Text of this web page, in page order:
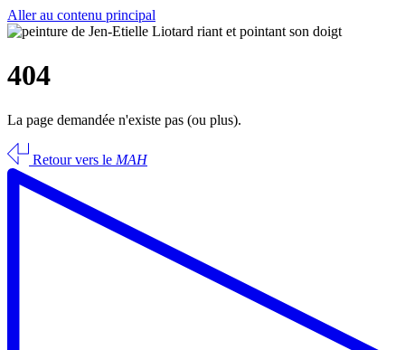
Aller au contenu principal
404
La page demandée n'existe pas (ou plus).
Retour vers le MAH